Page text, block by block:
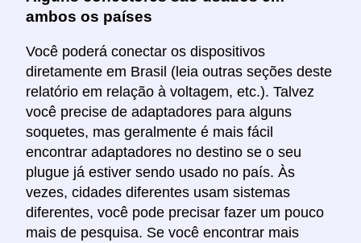
ambos os países
Você poderá conectar os dispositivos
diretamente em Brasil (leia outras seções deste
relatório em relação à voltagem, etc.). Talvez
você precise de adaptadores para alguns
soquetes, mas geralmente é mais fácil
encontrar adaptadores no destino se o seu
plugue já estiver sendo usado no país. Às
vezes, cidades diferentes usam sistemas
diferentes, você pode precisar fazer um pouco
mais de pesquisa. Se você encontrar mais